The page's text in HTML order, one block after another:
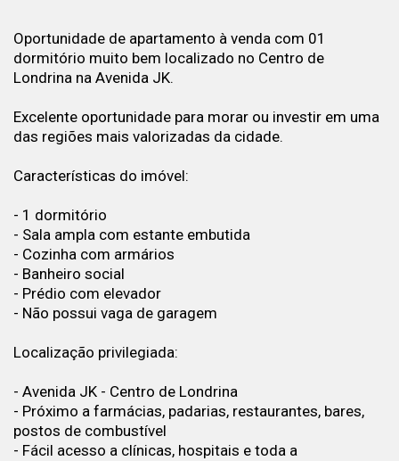
Oportunidade de apartamento à venda com 01
dormitório muito bem localizado no Centro de
Londrina na Avenida JK.
Excelente oportunidade para morar ou investir em uma
das regiões mais valorizadas da cidade.
Características do imóvel:
- 1 dormitório
- Sala ampla com estante embutida
- Cozinha com armários
- Banheiro social
- Prédio com elevador
- Não possui vaga de garagem
Localização privilegiada:
- Avenida JK - Centro de Londrina
- Próximo a farmácias, padarias, restaurantes, bares,
postos de combustível
- Fácil acesso a clínicas, hospitais e toda a